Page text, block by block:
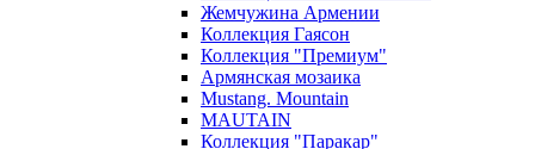
Жемчужина Армении
Коллекция Гаясон
Коллекция "Премиум"
Армянская мозаика
Mustang. Mountain
MAUTAIN
Коллекция "Паракар"